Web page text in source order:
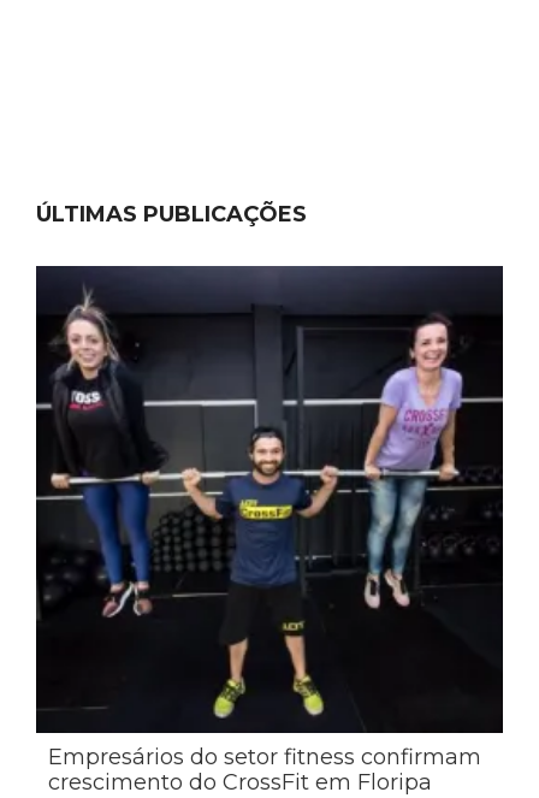
ÚLTIMAS PUBLICAÇÕES
Empresários do setor fitness confirmam
crescimento do CrossFit em Floripa